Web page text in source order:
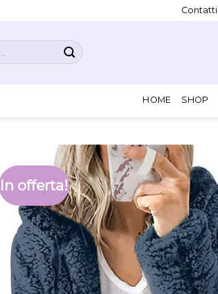
Contatti
HOME SHOP
In offerta!